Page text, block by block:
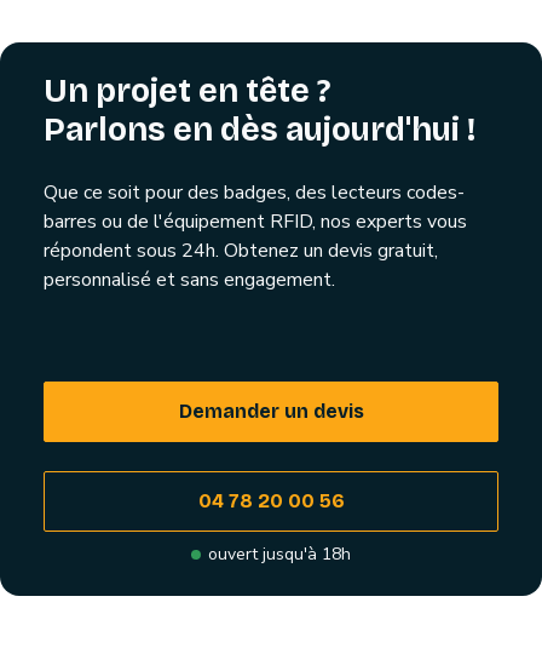
Un projet en tête ?
Parlons en dès aujourd'hui !
Que ce soit pour des badges, des lecteurs codes-
barres ou de l'équipement RFID, nos experts vous
répondent sous 24h. Obtenez un devis gratuit,
personnalisé et sans engagement.
Demander un devis
04 78 20 00 56
ouvert jusqu'à 18h